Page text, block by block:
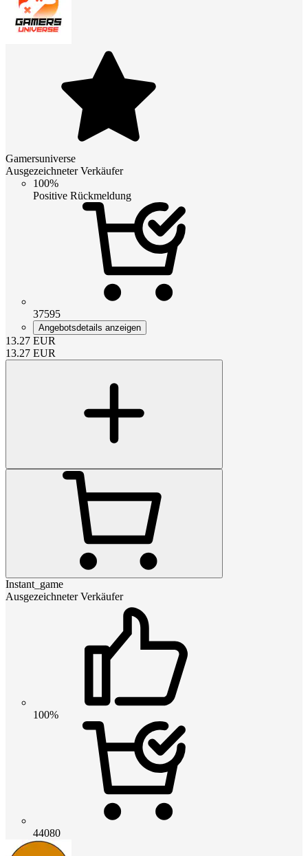
Gamersuniverse
Ausgezeichneter Verkäufer
100%
Positive Rückmeldung
37595
Angebotsdetails anzeigen
13.27 EUR
13.27 EUR
Instant_game
Ausgezeichneter Verkäufer
100%
44080